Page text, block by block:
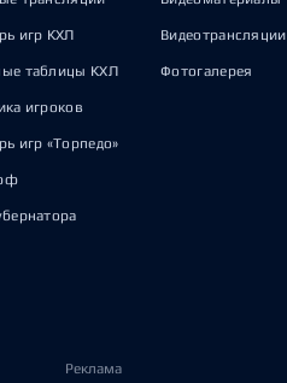
игр КХЛ
таблицы КХЛ
игроков
игр «Торпедо»
Видеотрансляции
Фотогалерея
Реклама